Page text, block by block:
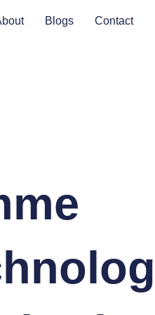
Blogs Contact